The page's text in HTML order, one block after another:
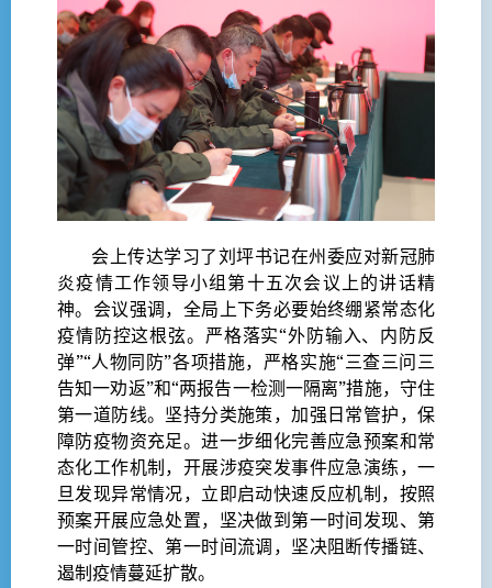
会上传达学习了刘坪书记在州委应对新冠肺
炎疫情工作领导小组第十五次会议上的讲话精
神。会议强调，全局上下务必要始终绷紧常态化
疫情防控这根弦。严格落实“外防输入、内防反
弹”“人物同防”各项措施，严格实施“三查三问三
告知一劝返”和“两报告一检测一隔离”措施，守住
第一道防线。坚持分类施策，加强日常管护，保
障防疫物资充足。进一步细化完善应急预案和常
态化工作机制，开展涉疫突发事件应急演练，一
旦发现异常情况，立即启动快速反应机制，按照
预案开展应急处置，坚决做到第一时间发现、第
一时间管控、第一时间流调，坚决阻断传播链、
遏制疫情蔓延扩散。